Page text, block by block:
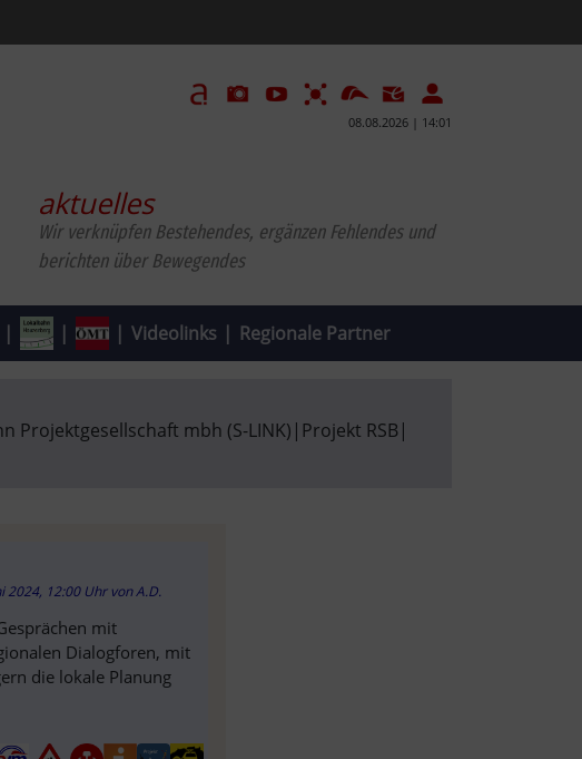
08.08.2026 | 14:01
aktuelles
Wir verknüpfen Bestehendes, ergänzen Fehlendes und
berichten über Bewegendes
| | | Videolinks | Regionale Partner
Projektgesellschaft mbh (S-LINK) | Projekt RSB|
2024, 12:00 Uhr vonA.D.
mit
Dialogforen, mit
die lokale Planung